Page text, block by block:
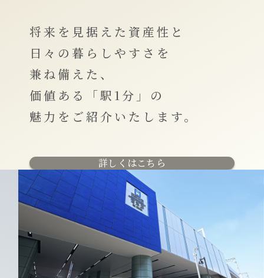
将来を見据えた資産性と
日々の暮らしやすさを
兼ね備えた、
価値ある「駅1分」の
魅力をご紹介いたします。
詳しくはこちら